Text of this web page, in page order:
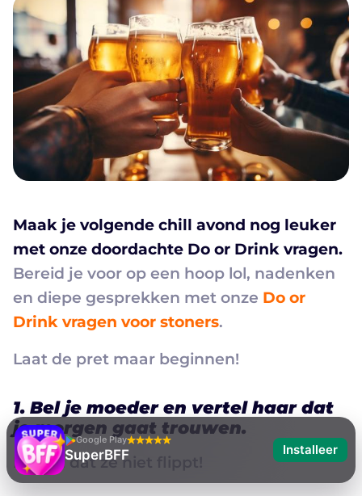
Maak je volgende chill avond nog leuker
met onze doordachte Do or Drink vragen.
Bereid je voor op een hoop lol, nadenken
en diepe gesprekken met onze Do or
Drink vragen voor stoners.
Laat de pret maar beginnen!
1. Bel je moeder en vertel haar dat
je morgen gaat trouwen.
Hopen dat ze niet flippt!
Google Play
SuperBFF Installeer